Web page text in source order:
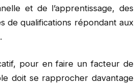
et de l’apprentissage, des
de qualifications répondant aux
pour en faire un facteur de
doit se rapprocher davantage